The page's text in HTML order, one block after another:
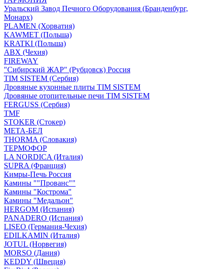
Уральский Завод Печного Оборудования (Бранденбург,
Монарх)
PLAMEN (Хорватия)
KAWMET (Польша)
KRATKI (Польша)
ABX (Чехия)
FIREWAY
"Сибирский ЖАР" (Рубцовск) Россия
TIM SISTEM (Сербия)
Дровяные кухонные плиты TIM SISTEM
Дровяные отопительные печи TIM SISTEM
FERGUSS (Сербия)
TMF
STOKER (Стокер)
МЕТА-БЕЛ
THORMA (Словакия)
ТЕРМОФОР
LA NORDICA (Италия)
SUPRA (Франция)
Кимры-Печь Россия
Камины ""Прованс""
Камины "Кострома"
Камины "Медальон"
HERGOM (Испания)
PANADERO (Испания)
LISEO (Германия-Чехия)
EDILKAMIN (Италия)
JOTUL (Норвегия)
MORSO (Дания)
KEDDY (Швеция)